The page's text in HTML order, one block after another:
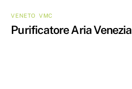
VENETO ,VMC
Purificatore Aria Venezia